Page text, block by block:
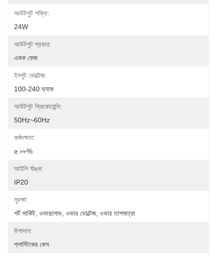
আউটপুট শক্তি:
24W
আউটপুট প্রকার:
একক ফেজ
ইনপুট ভোল্টেজ:
100-240 ভ্যাক
আউটপুট ফ্রিকোয়েন্সি:
50Hz~60Hz
কর্মদক্ষতা:
≥ ৮৮%
আইপি র্যাঙ্ক:
IP20
সুরক্ষা:
শর্ট সার্কিট, ওভারলোড, ওভার ভোল্টেজ, ওভার তাপমাত্রা
উপাদান:
প্লাস্টিকের কেস